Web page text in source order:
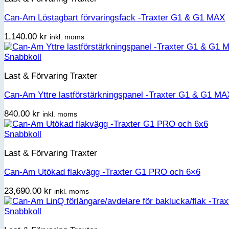
Can-Am Löstagbart förvaringsfack -Traxter G1 & G1 MAX
1,140.00 kr inkl. moms
Snabbkoll
Last & Förvaring Traxter
Can-Am Yttre lastförstärkningspanel -Traxter G1 & G1
840.00 kr inkl. moms
Snabbkoll
Last & Förvaring Traxter
Can-Am Utökad flakvägg -Traxter G1 PRO och 6×6
23,690.00 kr inkl. moms
Snabbkoll